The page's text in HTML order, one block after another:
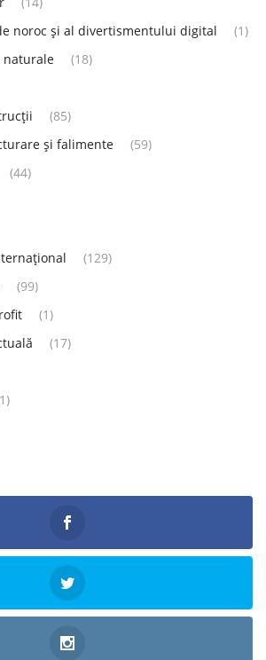
noroc și al divertismentului digital
(1)
naturale
(18)
(85)
și falimente
(59)
(44)
(129)
(99)
(1)
(17)